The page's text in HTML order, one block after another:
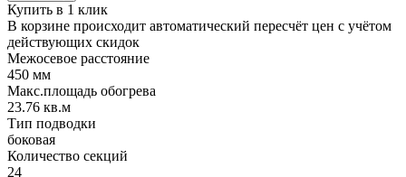
Купить в 1 клик
В корзине происходит автоматический пересчёт цен с учётом
действующих скидок
Межосевое расстояние
450 мм
Макс.площадь обогрева
23.76 кв.м
Тип подводки
боковая
Количество cекций
24